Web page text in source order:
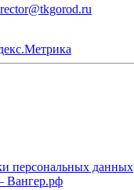
персональных данных
Вангер.рф